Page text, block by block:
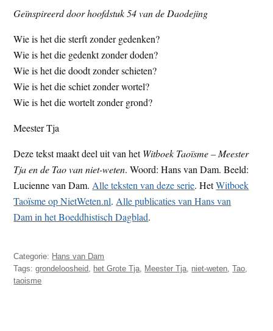
t
e
Geïnspireerd door hoofdstuk 54 van de Daodejing
Wie is het die sterft zonder gedenken?
Wie is het die gedenkt zonder doden?
Wie is het die doodt zonder schieten?
Wie is het die schiet zonder wortel?
Wie is het die wortelt zonder grond?
Meester Tja
Deze tekst maakt deel uit van hetWitboek Taoïsme – Meester
Tja en de Tao van niet-weten. Woord: Hans van Dam. Beeld:
Lucienne van Dam. Alle teksten van deze serie. HetWitboek
Taoïsme op NietWeten.nl. Alle publicaties van Hans van
Dam in het Boeddhistisch Dagblad.
Categorie: Hans van Dam
Tags:grondeloosheid het Grote Tja Meester Tja niet-weten ,Tao
taoisme